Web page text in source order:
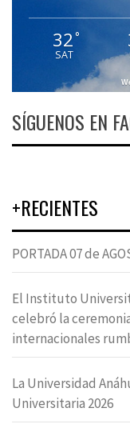
32°
SAT
SÍGUENOS EN
+RECIENTES
PORTADA 07 de
El Instituto
celebró la
internacionales
La Universidad
Universitaria 2026